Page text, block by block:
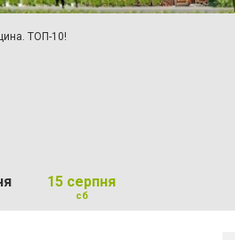
ТОП-10!
15 серпня
сб